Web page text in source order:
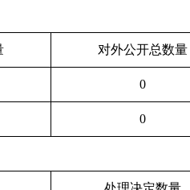
对外公开总数量
0
0